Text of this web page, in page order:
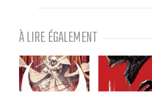
À LIRE ÉGALEMENT